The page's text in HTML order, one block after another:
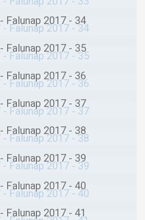
Falunap 2017 - 34
Falunap 2017 - 35
Falunap 2017 - 36
Falunap 2017 - 37
Falunap 2017 - 38
Falunap 2017 - 39
Falunap 2017 - 40
Falunap 2017 - 41